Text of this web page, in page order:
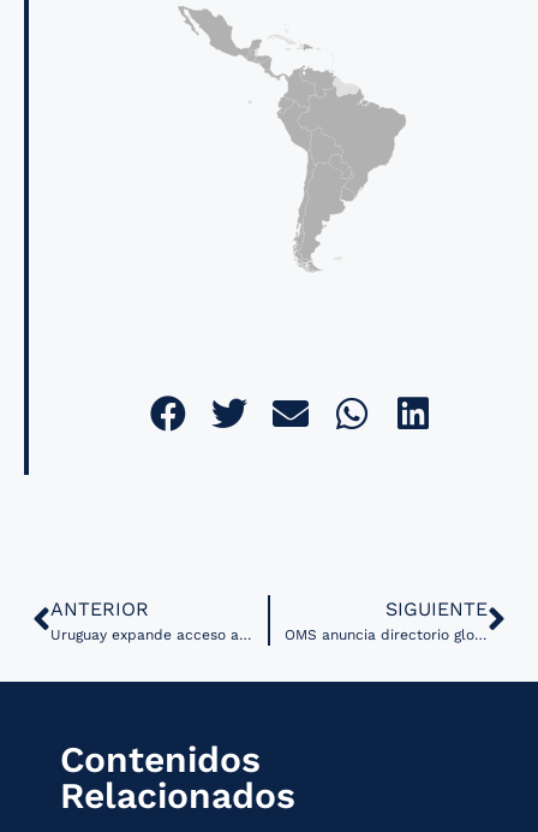
ANTERIOR
Uruguay expande acceso a consultas con especialistas por telemedicina en 80 centros de salud
SIGUIENTE
OMS anuncia directorio global en línea de recursos para planeación de entornos saludables
Contenidos
Relacionados